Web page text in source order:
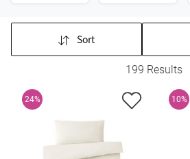
Sort
199 Results
24% 10%